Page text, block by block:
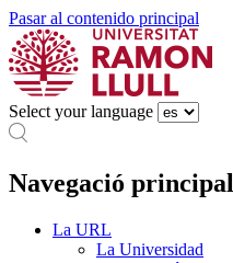
Pasar al contenido principal
Select your language
Navegació principal
La URL
La Universidad